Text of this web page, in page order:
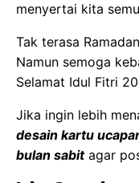
menyertai kita
Tak terasa
Namun semoga
Selamat Idul Fitri
Jika ingin lebih
desain kartu
bulan sabitagar